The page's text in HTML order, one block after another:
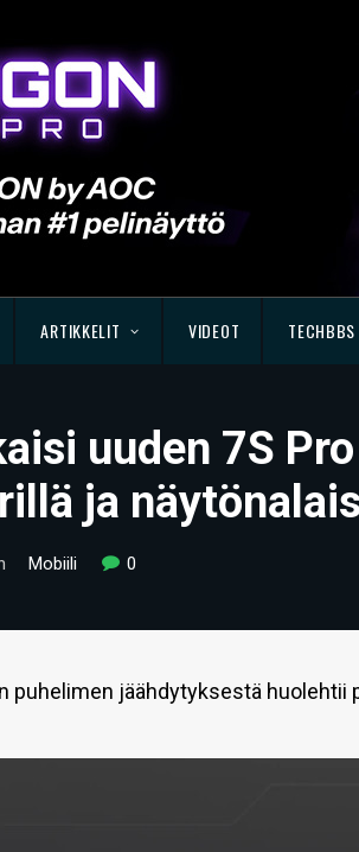
ARTIKKELIT VIDEOT TECHBBS
uuden 7S
ja
Mobiili 0
puhelimen jäähdytyksestä huolehtii